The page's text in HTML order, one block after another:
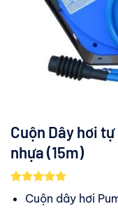
Cuộn Dây hơi
nhựa (15m)
5.00trên 5
dựa trên
Cuộn dây hơi